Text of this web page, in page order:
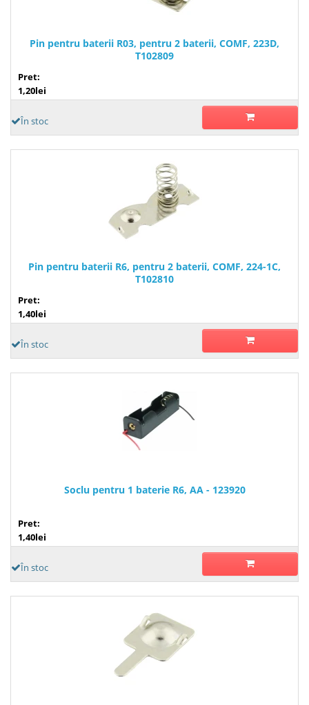
Pin pentru baterii R03, pentru 2 baterii, COMF, 223D,
T102809
Pret:
1,20lei
În stoc
Pin pentru baterii R6, pentru 2 baterii, COMF, 224-1C,
T102810
Pret:
1,40lei
În stoc
Soclu pentru 1 baterie R6, AA - 123920
Pret:
1,40lei
În stoc